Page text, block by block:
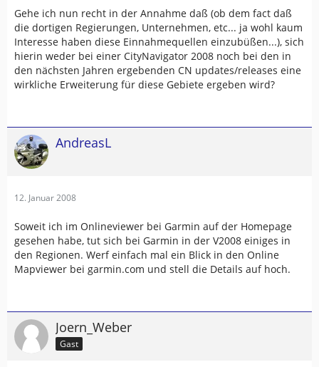
Gehe ich nun recht in der Annahme daß (ob dem fact daß
die dortigen Regierungen, Unternehmen, etc... ja wohl kaum
Interesse haben diese Einnahmequellen einzubüßen...), sich
hierin weder bei einer CityNavigator 2008 noch bei den in
den nächsten Jahren ergebenden CN updates/releases eine
wirkliche Erweiterung für diese Gebiete ergeben wird?
AndreasL
12. Januar 2008
Soweit ich im Onlineviewer bei Garmin auf der Homepage
gesehen habe, tut sich bei Garmin in der V2008 einiges in
den Regionen. Werf einfach mal ein Blick in den Online
Mapviewer bei garmin.com und stell die Details auf hoch.
Joern_Weber
Gast